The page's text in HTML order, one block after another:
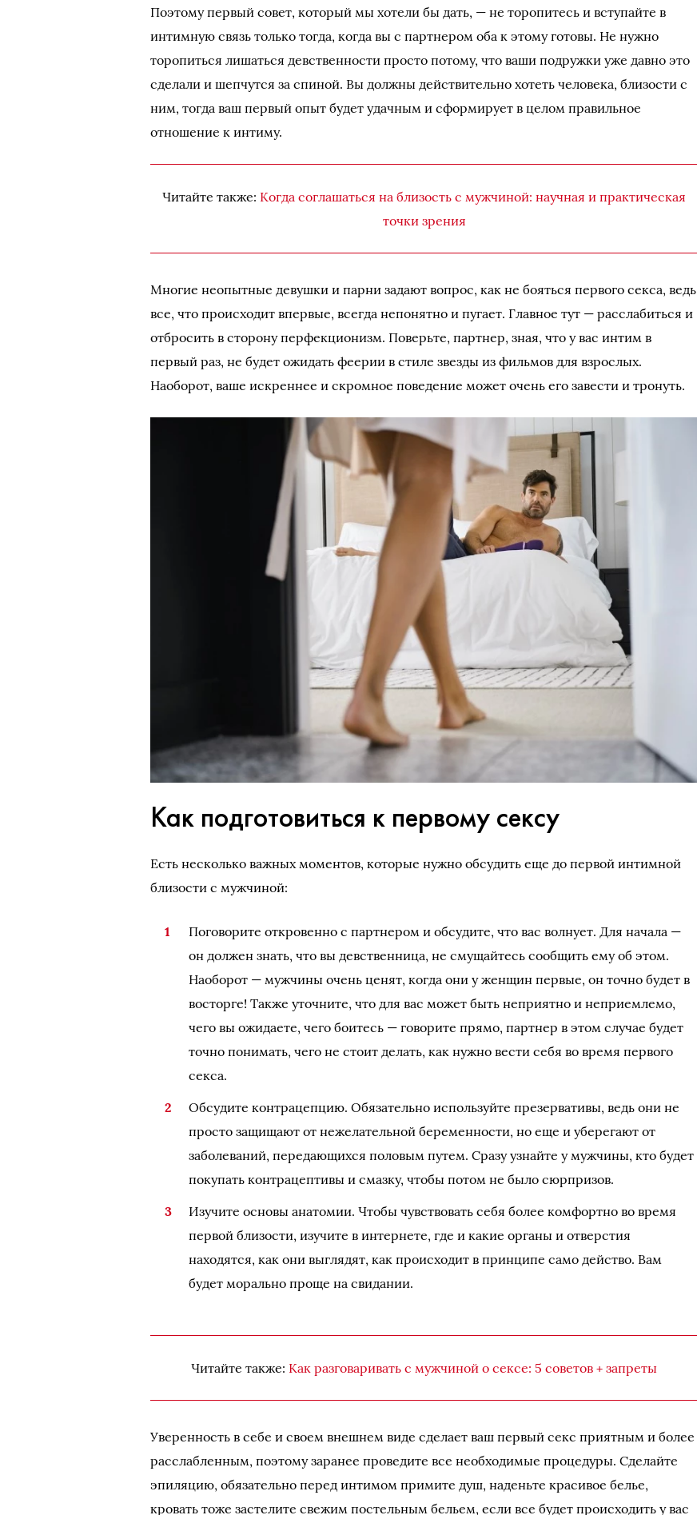
Поэтому первый совет, который мы хотели бы дать, — не торопитесь и вступайте в
интимную связь только тогда, когда вы с партнером оба к этому готовы. Не нужно
торопиться лишаться девственности просто потому, что ваши подружки уже давно это
сделали и шепчутся за спиной. Вы должны действительно хотеть человека, близости с
ним, тогда ваш первый опыт будет удачным и сформирует в целом правильное
отношение к интиму.
Читайте также: Когда соглашаться на близость с мужчиной: научная и практическая
точки зрения
Многие неопытные девушки и парни задают вопрос, как не бояться первого секса, ведь
все, что происходит впервые, всегда непонятно и пугает. Главное тут — расслабиться и
отбросить в сторону перфекционизм. Поверьте, партнер, зная, что у вас интим в
первый раз, не будет ожидать феерии в стиле звезды из фильмов для взрослых.
Наоборот, ваше искреннее и скромное поведение может очень его завести и тронуть.
Как подготовиться к первому сексу
Есть несколько важных моментов, которые нужно обсудить еще до первой интимной
близости с мужчиной:
Поговорите откровенно с партнером и обсудите, что вас волнует. Для начала —
он должен знать, что вы девственница, не смущайтесь сообщить ему об этом.
Наоборот — мужчины очень ценят, когда они у женщин первые, он точно будет в
восторге! Также уточните, что для вас может быть неприятно и неприемлемо,
чего вы ожидаете, чего боитесь — говорите прямо, партнер в этом случае будет
точно понимать, чего не стоит делать, как нужно вести себя во время первого
секса.
Обсудите контрацепцию. Обязательно используйте презервативы, ведь они не
просто защищают от нежелательной беременности, но еще и уберегают от
заболеваний, передающихся половым путем. Сразу узнайте у мужчины, кто будет
покупать контрацептивы и смазку, чтобы потом не было сюрпризов.
Изучите основы анатомии. Чтобы чувствовать себя более комфортно во время
первой близости, изучите в интернете, где и какие органы и отверстия
находятся, как они выглядят, как происходит в принципе само действо. Вам
будет морально проще на свидании.
Читайте также: Как разговаривать с мужчиной о сексе: 5 советов + запреты
Уверенность в себе и своем внешнем виде сделает ваш первый секс приятным и более
расслабленным, поэтому заранее проведите все необходимые процедуры. Сделайте
эпиляцию, обязательно перед интимом примите душ, наденьте красивое белье,
кровать тоже застелите свежим постельным бельем, если все будет происходить у вас